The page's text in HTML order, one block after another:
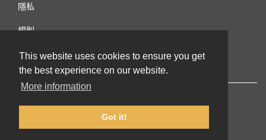
This website uses cookies to ensure you get
the best experience on our website.
More information
Got it!
隱私
規則
連絡我們
© 2002-2026 lernu.net |Impressum